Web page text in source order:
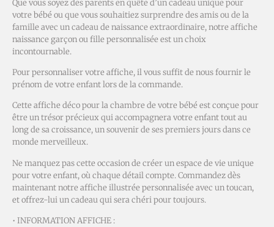
Que vous soyez des parents en quête d’un cadeau unique pour
votre bébé ou que vous souhaitiez surprendre des amis ou de la
famille avec un cadeau de naissance extraordinaire, notre affiche
naissance garçon ou fille personnalisée est un choix
incontournable.
Pour personnaliser votre affiche, il vous suffit de nous fournir le
prénom de votre enfant lors de la commande.
Cette affiche déco pour la chambre de votre bébé est conçue pour
être un trésor précieux qui accompagnera votre enfant tout au
long de sa croissance, un souvenir de ses premiers jours dans ce
monde merveilleux.
Ne manquez pas cette occasion de créer un espace de vie unique
pour votre enfant, où chaque détail compte. Commandez dès
maintenant notre affiche illustrée personnalisée avec un toucan,
et offrez-lui un cadeau qui sera chéri pour toujours.
• INFORMATION AFFICHE :